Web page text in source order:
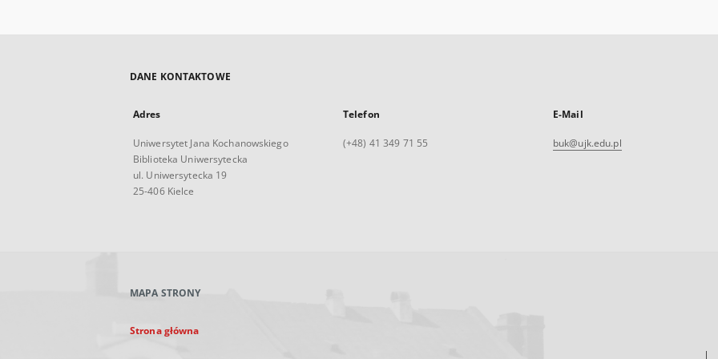
DANE KONTAKTOWE
Adres
Uniwersytet Jana Kochanowskiego
Biblioteka Uniwersytecka
ul. Uniwersytecka 19
25-406 Kielce
Telefon
(+48) 41 349 71 55
E-Mail
buk@ujk.edu.pl
MAPA STRONY
Strona główna